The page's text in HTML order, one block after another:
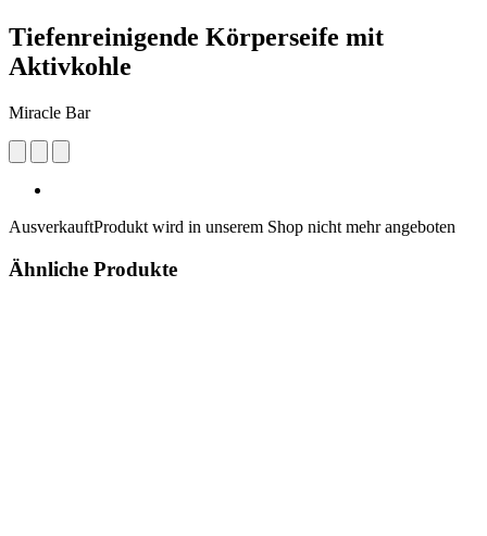
Tiefenreinigende Körperseife mit
Aktivkohle
Miracle Bar
AusverkauftProdukt wird in unserem Shop nicht mehr angeboten
Ähnliche Produkte